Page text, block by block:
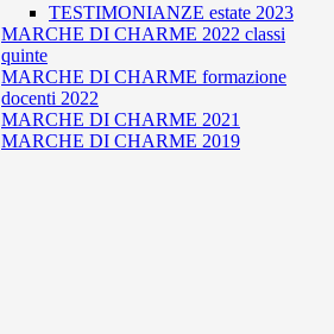
TESTIMONIANZE estate 2023
MARCHE DI CHARME 2022 classi
quinte
MARCHE DI CHARME formazione
docenti 2022
MARCHE DI CHARME 2021
MARCHE DI CHARME 2019